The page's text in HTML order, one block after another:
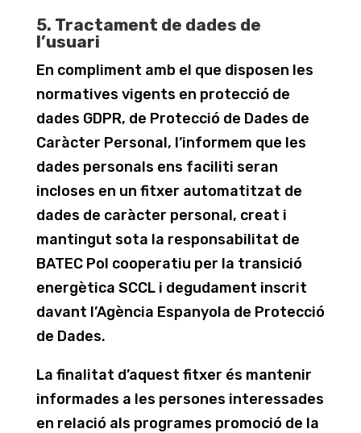
5. Tractament de dades de
l’usuari
En compliment amb el que disposen les
normatives vigents en protecció de
dades GDPR, de Protecció de Dades de
Caràcter Personal, l’informem que les
dades personals ens faciliti seran
incloses en un fitxer automatitzat de
dades de caràcter personal, creat i
mantingut sota la responsabilitat de
BATEC Pol cooperatiu per la transició
energètica SCCL i degudament inscrit
davant l’Agència Espanyola de Protecció
de Dades.
La finalitat d’aquest fitxer és mantenir
informades a les persones interessades
en relació als programes promoció de la